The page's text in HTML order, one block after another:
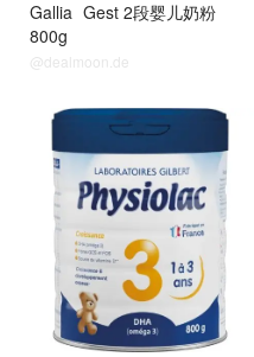
Gallia Gest 2段婴儿奶粉
800g
@dealmoon.de